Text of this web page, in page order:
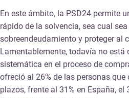
En este ámbito, la PSD24 permite
rápido de la solvencia, sea cual
sobreendeudamiento y proteger al
Lamentablemente, todavía no está
sistemática en el proceso de
ofreció al 26% de las personas que
plazos, frente al 31% en España, el